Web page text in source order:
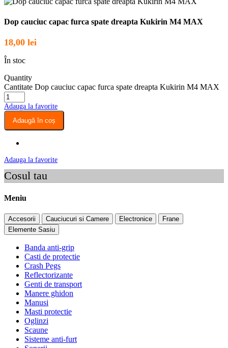
Dop cauciuc capac furca spate dreapta Kukirin M4 MAX
18,00 lei
În stoc
Quantity
Cantitate Dop cauciuc capac furca spate dreapta Kukirin M4 MAX
Adauga la favorite
Adaugă în coș
Adauga la favorite
Cosul tau
Meniu
Accesorii Cauciucuri si Camere Electronice
Frane
Elemente Sasiu
Banda anti-grip
Casti de protectie
Crash Pegs
Reflectorizante
Genti de transport
Manere ghidon
Manusi
Masti protectie
Oglinzi
Scaune
Sisteme anti-furt